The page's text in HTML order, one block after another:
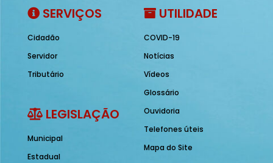
SERVIÇOS
Cidadão
Servidor
Tributário
LEGISLAÇÃO
Municipal
Estadual
UTILIDADE
COVID-19
Notícias
Vídeos
Glossário
Ouvidoria
Telefones úteis
Mapa do Site